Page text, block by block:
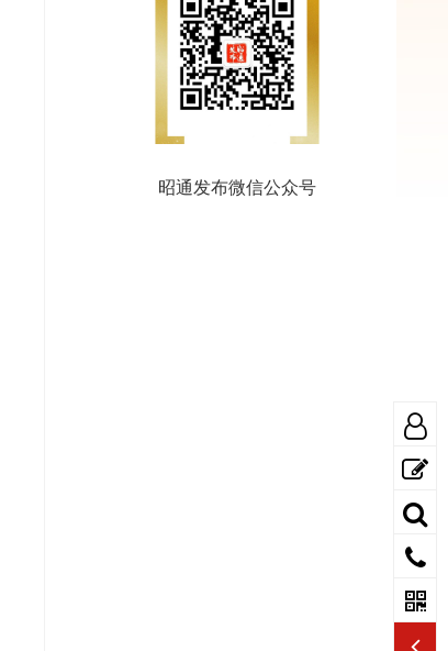
昭通发布微信公众号